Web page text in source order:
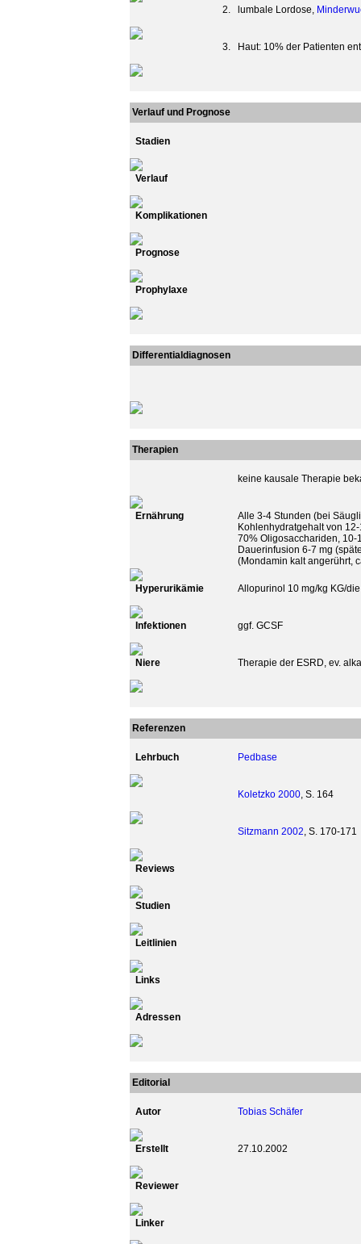
2. lumbale Lordose,
3. Haut: 10% der Patienten
Verlauf und Prognose
Stadien
Verlauf
Komplikationen
Prognose
Prophylaxe
Differentialdiagnosen
Therapien
keine kausale Therapie
Ernährung
Alle 3-4 Stunden (bei
Kohlenhydratgehalt von
70% Oligosacchariden, 10-
Dauerinfusion 6-7 mg
(Mondamin kalt angerührt,
Hyperurikämie Allopurinol 10 mg/kg KG/
Infektionen ggf. GCSF
Niere Therapie der ESRD, ev.
Referenzen
Lehrbuch Pedbase
Koletzko 2000, S. 164
Sitzmann 2002, S. 170-171
Reviews
Studien
Leitlinien
Links
Adressen
Editorial
Autor Tobias Schäfer
Erstellt 27.10.2002
Reviewer
Linker